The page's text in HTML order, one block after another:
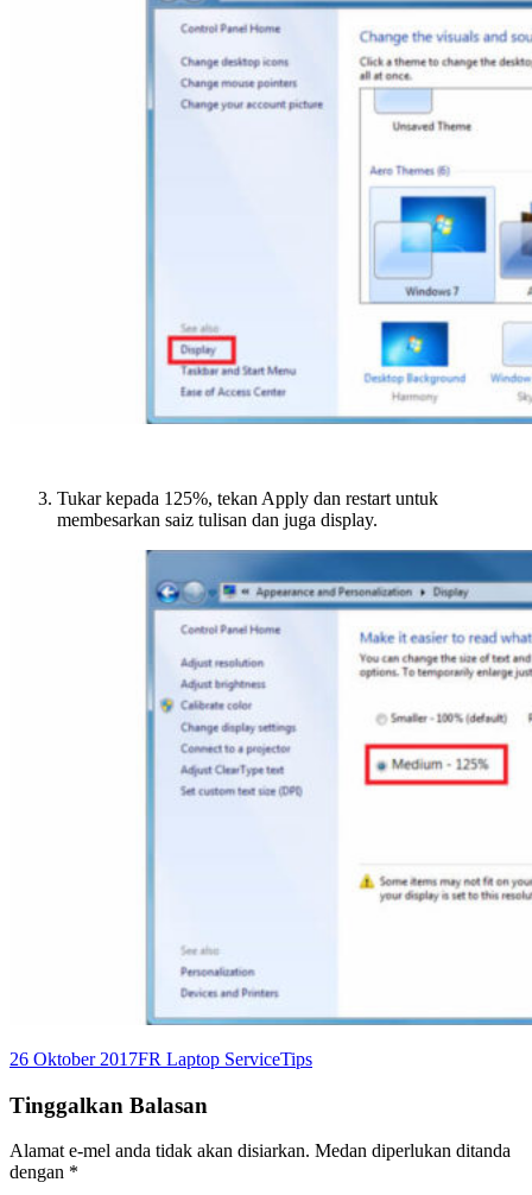
Tukar kepada 125%, tekan Apply dan restart untuk
membesarkan saiz tulisan dan juga display.
Dikirimkan
26 Oktober 2017Pengarang
FR Laptop ServiceKategori
Tips
Tinggalkan Balasan
Alamat e-mel anda tidak akan disiarkan. Medan diperlukan ditanda
dengan *